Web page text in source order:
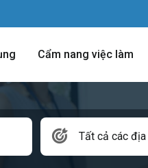
Cẩm nang việc làm
Tất cả các